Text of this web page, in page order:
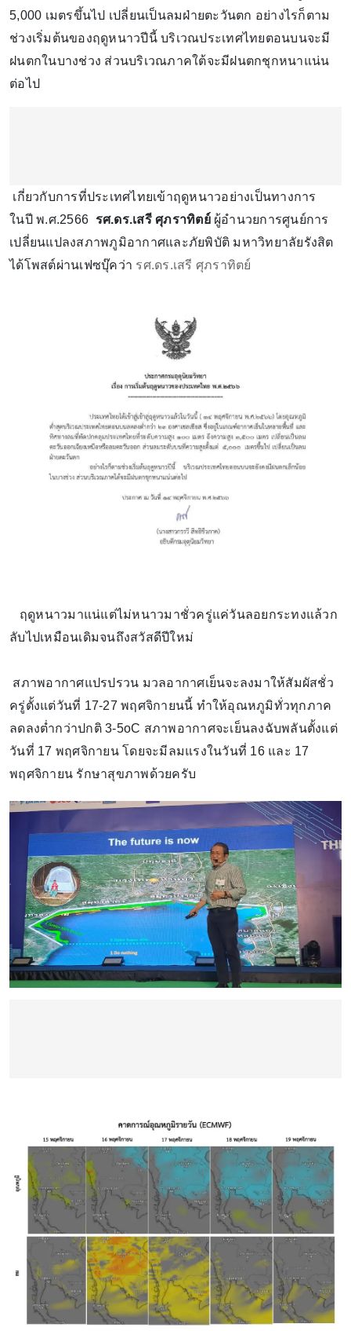
5,000 เมตรขึ้นไป เปลี่ยนเป็นลมฝ่ายตะวันตก อย่างไรก็ตาม
ช่วงเริ่มต้นของฤดูหนาวปีนี้ บริเวณประเทศไทยตอนบนจะมี
ฝนตกในบางช่วง ส่วนบริเวณภาคใต้จะมีฝนตกชุกหนาแน่น
ต่อไป
เกี่ยวกับการที่ประเทศไทยเข้าฤดูหนาวอย่างเป็นทางการ
ในปี พ.ศ.2566 รศ.ดร.เสรี ศุภราทิตย์ ผู้อำนวยการศูนย์การ
เปลี่ยนแปลงสภาพภูมิอากาศและภัยพิบัติ มหาวิทยาลัยรังสิต
ได้โพสต์ผ่านเฟซบุ๊คว่า รศ.ดร.เสรี ศุภราทิตย์
ฤดูหนาวมาแน่แต่ไม่หนาวมาชั่วครู่แค่วันลอยกระทงแล้วก
ลับไปเหมือนเดิมจนถึงสวัสดีปีใหม่
สภาพอากาศแปรปรวน มวลอากาศเย็นจะลงมาให้สัมผัสชั่ว
ครู่ตั้งแต่วันที่ 17-27 พฤศจิกายนนี้ ทำให้อุณหภูมิทั่วทุกภาค
ลดลงต่ำกว่าปกติ 3-5oC สภาพอากาศจะเย็นลงฉับพลันตั้งแต่
วันที่ 17 พฤศจิกายน โดยจะมีลมแรงในวันที่ 16 และ 17
พฤศจิกายน รักษาสุขภาพด้วยครับ